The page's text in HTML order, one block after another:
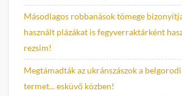
Másodlagos robbanások tömege
használt plázákat is fegyverraktárként
rezsim!
Megtámadták az ukránszászok a
termet... esküvő közben!